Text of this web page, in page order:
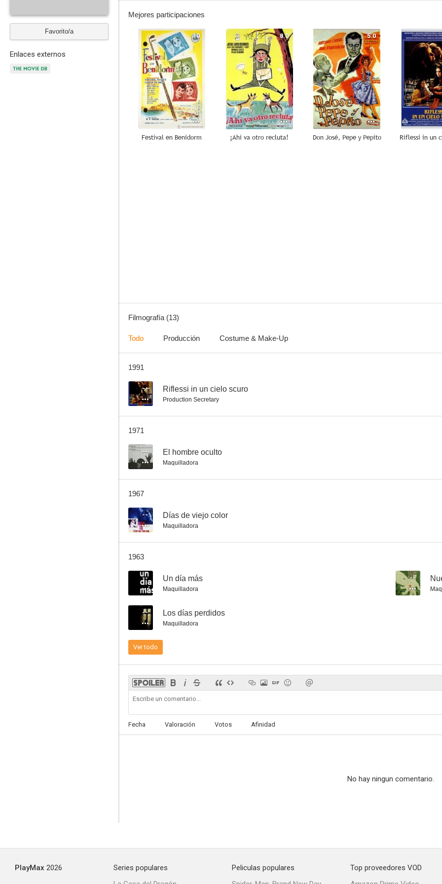
Favorito/a
Enlaces externos
Mejores participaciones
10
Festival en Benidorm
8.0
¡Ahí va otro recluta!
5.0
Don José, Pepe y Pepito Riflessi in un
Filmografía (13)
Todo Producción Costume & Make-Up
1991
-- Riflessi in un cielo scuro
Production Secretary
1971
-- El hombre oculto
Maquilladora
1967
-- Días de viejo color
Maquilladora
1963
-- Un día más
Maquilladora
--
-- Los días perdidos
Maquilladora
Ver todo
Fecha Valoración Votos Afinidad
No hay ningun comentario.
PlayMax 2026
Series populares
Peliculas populares
Top proveedores VOD